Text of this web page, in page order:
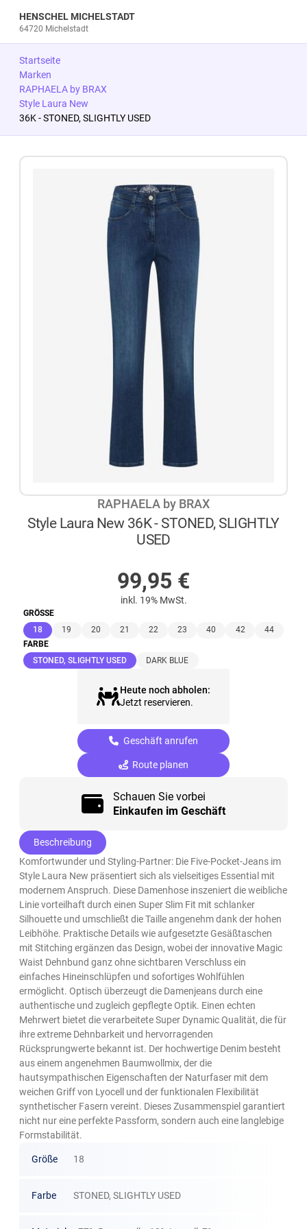
HENSCHEL MICHELSTADT
64720 Michelstadt
Startseite
Marken
RAPHAELA by BRAX
Style Laura New
36K - STONED, SLIGHTLY USED
RAPHAELA by BRAX
Style Laura New 36K - STONED, SLIGHTLY
USED
99,95 €
inkl. 19% MwSt.
GRÖSSE
18(ausgewählt)
19 20 21 22 23 40 42
44
FARBE
STONED, SLIGHTLY USED(ausgewählt)
DARK BLUE
Heute noch abholen:
Jetzt reservieren.
Geschäft anrufen
Route planen
Schauen Sie vorbei
Einkaufen im Geschäft
Beschreibung
Komfortwunder und Styling-Partner: Die Five-Pocket-Jeans im
Style Laura New präsentiert sich als vielseitiges Essential mit
modernem Anspruch. Diese Damenhose inszeniert die weibliche
Linie vorteilhaft durch einen Super Slim Fit mit schlanker
Silhouette und umschließt die Taille angenehm dank der hohen
Leibhöhe. Praktische Details wie aufgesetzte Gesäßtaschen
mit Stitching ergänzen das Design, wobei der innovative Magic
Waist Dehnbund ganz ohne sichtbaren Verschluss ein
einfaches Hineinschlüpfen und sofortiges Wohlfühlen
ermöglicht. Optisch überzeugt die Damenjeans durch eine
authentische und zugleich gepflegte Optik. Einen echten
Mehrwert bietet die verarbeitete Super Dynamic Qualität, die für
ihre extreme Dehnbarkeit und hervorragenden
Rücksprungwerte bekannt ist. Der hochwertige Denim besteht
aus einem angenehmen Baumwollmix, der die
hautsympathischen Eigenschaften der Naturfaser mit dem
weichen Griff von Lyocell und der funktionalen Flexibilität
synthetischer Fasern vereint. Dieses Zusammenspiel garantiert
nicht nur eine perfekte Passform, sondern auch eine langlebige
Formstabilität.
Größe 18
Farbe STONED, SLIGHTLY USED